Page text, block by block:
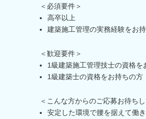
＜必須要件＞
高卒以上
建築施工管理の実務経験をお
＜歓迎要件＞
1級建築施工管理技士の資格を
1級建築士の資格をお持ちの方
＜こんな方からのご応募お待ち
安定した環境で腰を据えて働